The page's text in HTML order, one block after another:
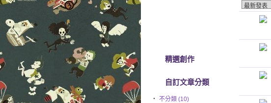
精選創作
自訂文章分類
‧ 不分類 (10)